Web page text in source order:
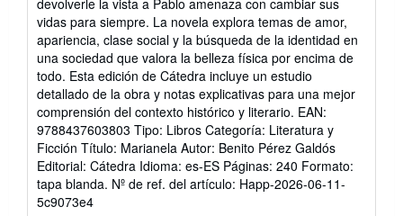
vidas para siempre. La novela explora temas de amor,
apariencia, clase social y la búsqueda de la identidad en
una sociedad que valora la belleza física por encima de
todo. Esta edición de Cátedra incluye un estudio
detallado de la obra y notas explicativas para una mejor
comprensión del contexto histórico y literario. EAN:
9788437603803 Tipo: Libros Categoría: Literatura y
Ficción Título: Marianela Autor: Benito Pérez Galdós
Editorial: Cátedra Idioma: es-ES Páginas: 240 Formato:
tapa blanda. Nº de ref. del artículo: Happ-2026-06-11-
5c9073e4